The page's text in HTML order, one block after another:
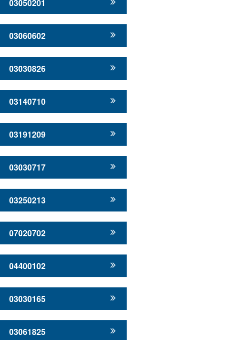
03050201
03060602
03030826
03140710
03191209
03030717
03250213
07020702
04400102
03030165
03061825